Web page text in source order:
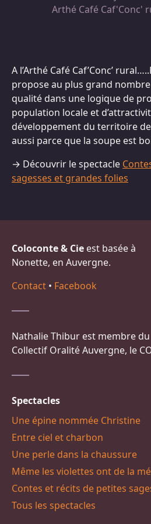
Arthé Café Caf'Conc'
A l’Arthé Café Caf’Conc’
propose au plus grand
qualité dans une logique de
population locale et
développement du territoire
aussi parce que la soupe est
→ Découvrir le spectacle
sagesses et grandes folies
Coloconte & Cie est basée à
Nonette, en Auvergne.
Contact • Facebook
Nathalie Thibur est membre du
Collectif Oralité Auvergne, le
Spectacles
Une épine nommée Christine
Entre ciel et charbon
Une perle dans la chaussure
Même les violettes ont de la
Contes et récits de petites
Tous les spectacles